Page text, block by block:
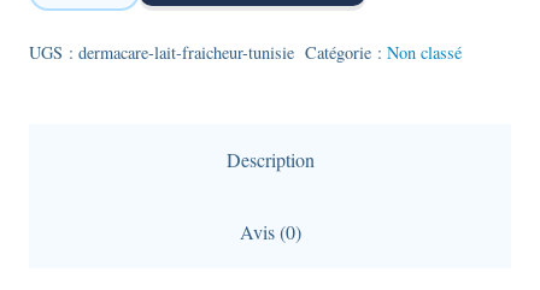
Dermacare
Photosun
UGS : dermacare-lait-fraicheur-tunisie Catégorie : Non classé
Description
Avis (0)